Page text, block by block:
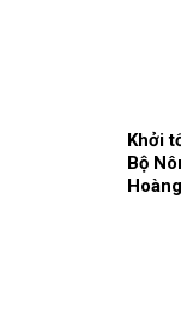
Khởi
Bộ